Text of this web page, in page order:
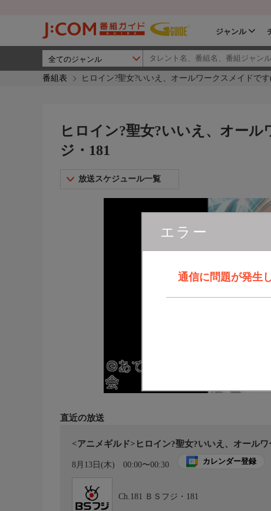
ジャンル
番組表 ヒロイン?聖女?いいえ、オールワークスメイドで
エラー
通信に問題が発生
ヒロイン?聖女?いいえ、オー
ジ・181
放送スケジュール一覧
直近の放送
<アニメギルド>ヒロイン?聖女?いいえ、オール
8月13日(木) 00:00〜00:30 カレンダー登録
Ch.181
ＢＳフジ・181